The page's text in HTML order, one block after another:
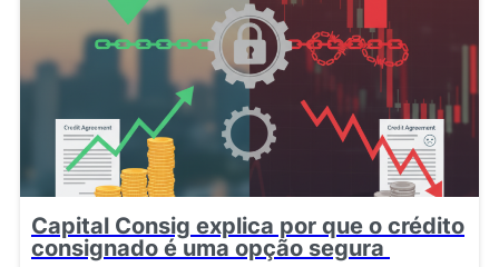
Capital Consig explica por que o crédito
consignado é uma opção segura